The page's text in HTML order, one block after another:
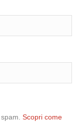
spam.Scopri come